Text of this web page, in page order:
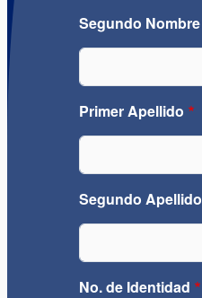
Segundo Nombre
Primer Apellido
Segundo Apellido
No. de Identidad